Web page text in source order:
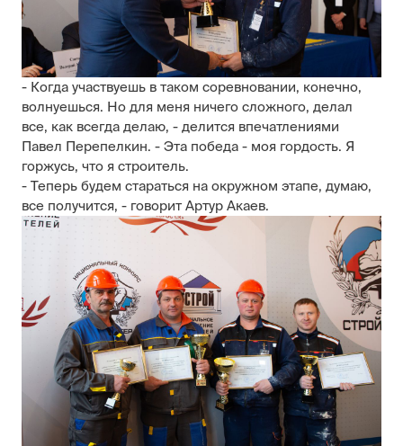
- Когда участвуешь в таком соревновании, конечно,
волнуешься. Но для меня ничего сложного, делал
все, как всегда делаю, - делится впечатлениями
Павел Перепелкин. - Эта победа - моя гордость. Я
горжусь, что я строитель.
- Теперь будем стараться на окружном этапе, думаю,
все получится, - говорит Артур Акаев.